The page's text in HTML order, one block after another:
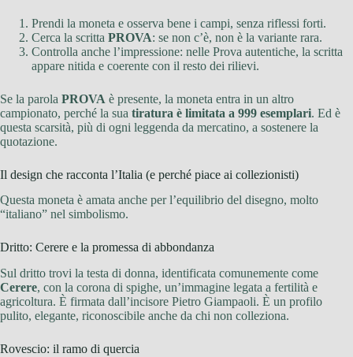
Prendi la moneta e osserva bene i campi, senza riflessi forti.
Cerca la scritta PROVA: se non c’è, non è la variante rara.
Controlla anche l’impressione: nelle Prova autentiche, la scritta
appare nitida e coerente con il resto dei rilievi.
Se la parola PROVA è presente, la moneta entra in un altro
campionato, perché la sua tiratura è limitata a 999 esemplari. Ed è
questa scarsità, più di ogni leggenda da mercatino, a sostenere la
quotazione.
Il design che racconta l’Italia (e perché piace ai collezionisti)
Questa moneta è amata anche per l’equilibrio del disegno, molto
“italiano” nel simbolismo.
Dritto: Cerere e la promessa di abbondanza
Sul dritto trovi la testa di donna, identificata comunemente come
Cerere, con la corona di spighe, un’immagine legata a fertilità e
agricoltura. È firmata dall’incisore Pietro Giampaoli. È un profilo
pulito, elegante, riconoscibile anche da chi non colleziona.
Rovescio: il ramo di quercia